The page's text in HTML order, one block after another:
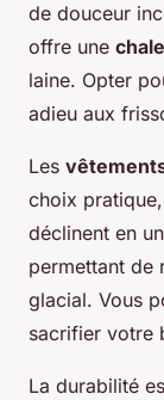
de douceur
offre une
laine. Opter
adieu aux
Les
choix
déclinent en
permettant de
glacial. Vous
sacrifier votre
La durabilité